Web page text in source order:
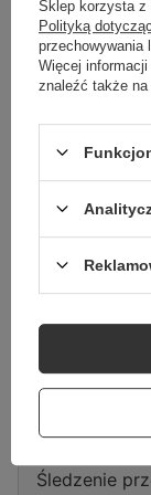
Spróbuj
Szukasz
mamy w
Jeśli nie znalazłeś
naszym sklepie,
nam opis
zalogowany.
Zamówienia
Status
Śledzenie
Sklep korzysta z
Polityką
przechowywania
Więcej
znaleźć także na